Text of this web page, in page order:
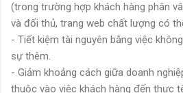
(trong trường hợp khách hàng phân
và đối thủ, trang web chất lượng có
- Tiết kiệm tài nguyên bằng việc
sự thêm.
- Giảm khoảng cách giữa doanh
thuộc vào việc khách hàng đến thực